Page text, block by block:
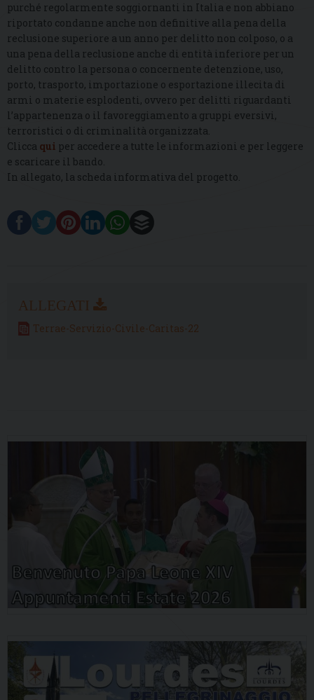
purché regolarmente soggiornanti in Italia e non abbiano
riportato condanne anche non definitive alla pena della
reclusione superiore a un anno per delitto non colposo, o a
una pena della reclusione anche di entità inferiore per un
delitto contro la persona o concernente detenzione, uso,
porto, trasporto, importazione o esportazione illecita di
armi o materie esplodenti, ovvero per delitti riguardanti
l’appartenenza o il favoreggiamento a gruppi eversivi,
terroristici o di criminalità organizzata.
Clicca qui per accedere a tutte le informazioni e per leggere
e scaricare il bando.
In allegato, la scheda informativa del progetto.
Terrae-Servizio-Civile-Caritas-22